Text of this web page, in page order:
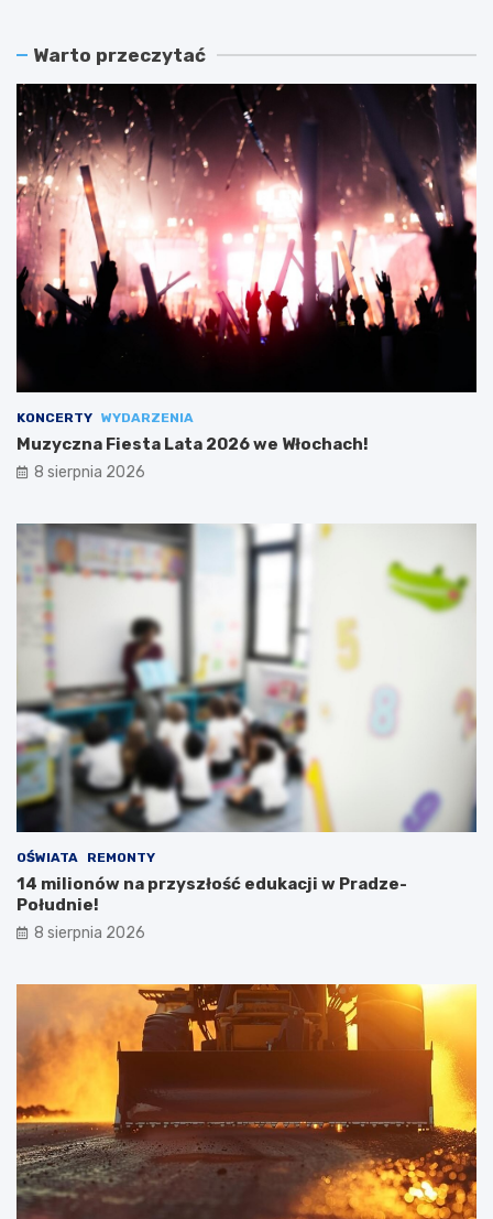
Warto przeczytać
KONCERTY WYDARZENIA
Muzyczna Fiesta Lata 2026 we Włochach!
8 sierpnia 2026
OŚWIATA REMONTY
14 milionów na przyszłość edukacji w Pradze-
Południe!
8 sierpnia 2026